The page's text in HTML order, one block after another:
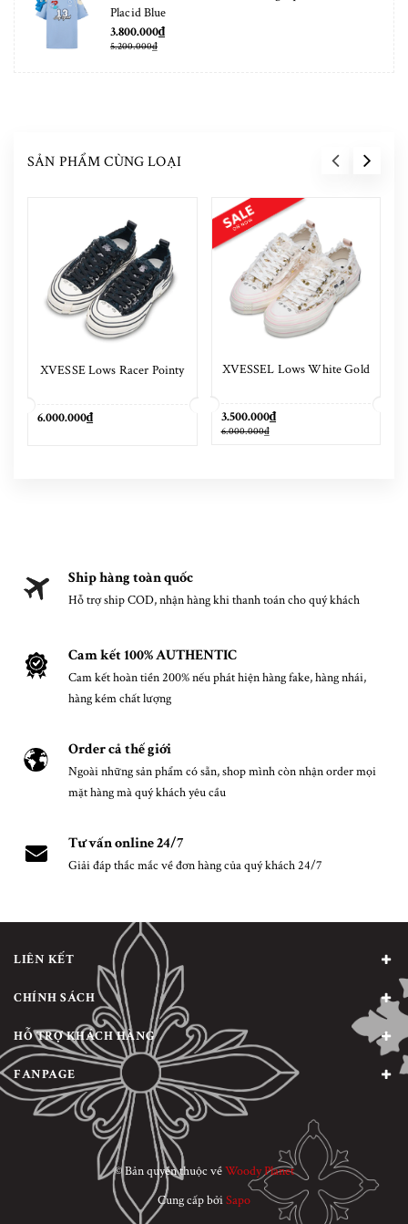
Placid Blue
3.800.000₫
5.200.000₫
SẢN PHẨM CÙNG LOẠI
XVESSE Lows Racer Pointy
6.000.000₫
XVESSEL Lows White Gold
3.500.000₫
6.000.000₫
Ship hàng toàn quốc
Hỗ trợ ship COD, nhận hàng khi thanh toán cho quý khách
Cam kết 100% AUTHENTIC
Cam kết hoàn tiền 200% nếu phát hiện hàng fake, hàng nhái,
hàng kém chất lượng
Order cả thế giới
Ngoài những sản phẩm có sẵn, shop mình còn nhận order mọi
mặt hàng mà quý khách yêu cầu
Tư vấn online 24/7
Giải đáp thắc mắc về đơn hàng của quý khách 24/7
LIÊN KẾT
CHÍNH SÁCH
HỖ TRỢ KHÁCH HÀNG
FANPAGE
© Bản quyền thuộc vềWoody Planet
Cung cấp bởiSapo